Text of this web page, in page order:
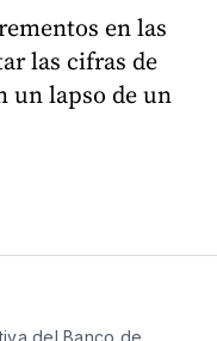
en las
las cifras de
un lapso de un
del Banco de